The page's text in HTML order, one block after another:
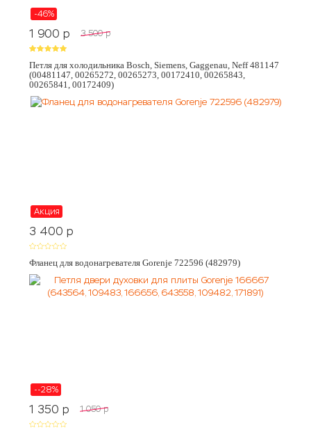
-46%
1 900 p 3 500 p
Петля для холодильника Bosch, Siemens, Gaggenau, Neff 481147
(00481147, 00265272, 00265273, 00172410, 00265843,
00265841, 00172409)
Акция
3 400 p
Фланец для водонагревателя Gorenje 722596 (482979)
--28%
1 350 p 1 050 p